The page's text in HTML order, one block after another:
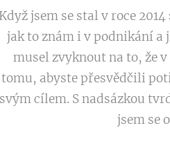
Když jsem se stal v roce
jak to znám i v podnikání a
musel zvyknout na to, že
tomu, abyste přesvědčili
svým cílem. S nadsázkou
jsem se